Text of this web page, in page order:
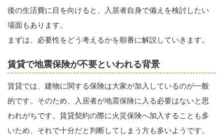
後の生活費に目を向けると、入居者自身で備えを検討したい
場面もあります。
まずは、必要性をどう考えるかを順番に解説していきます。
賃貸で地震保険が不要といわれる背景
賃貸では、建物に関する保険は大家が加入しているのが一般
的です。そのため、入居者が地震保険に入る必要はないと思
われがちです。賃貸契約の際に火災保険へ加入することも多
いため、それで十分だと判断してしまう方も多いようです。